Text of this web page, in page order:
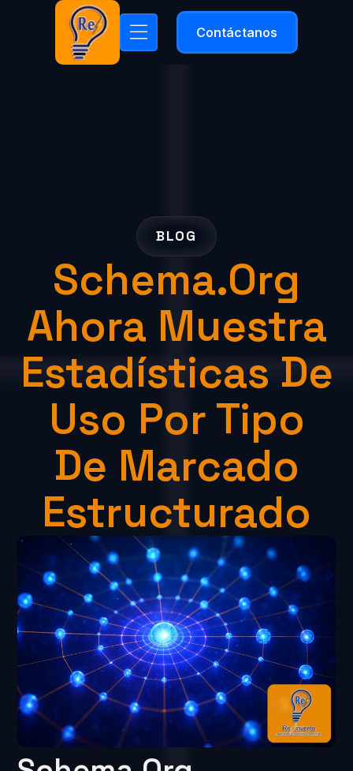
Contáctanos
BLOG
Schema.org
Ahora Muestra
Estadísticas De
Uso Por Tipo
De Marcado
Estructurado